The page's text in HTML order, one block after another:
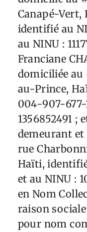
Canapé-
identifié au
au NINU :
Franciane
domiciliée au
au-Prince,
004-907-677-
1356852491 ;
demeurant et
rue
Haïti,
et au NINU :
en Nom
raison
pour nom